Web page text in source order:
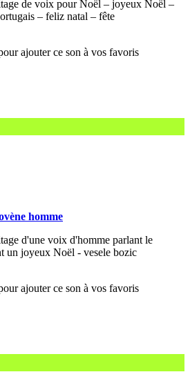
de voix pour Noël – joyeux Noël –
– feliz natal – fête
homme
d'une voix d'homme parlant le
un joyeux Noël - vesele bozic